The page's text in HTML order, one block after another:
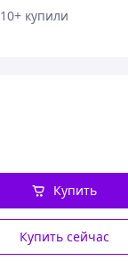
10+ купили
Купить сейчас
Купить